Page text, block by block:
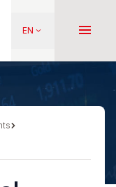
EN keyboard_arrow_down menu